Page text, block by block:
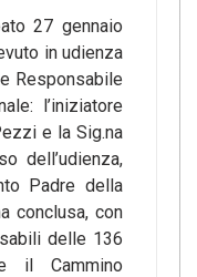
27 gennaio
in udienza
Responsabile
l’iniziatore
e la Sig.na
dell’udienza,
Padre della
conclusa, con
delle 136
il Cammino